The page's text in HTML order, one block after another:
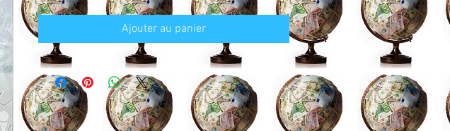
Ajouter au panier